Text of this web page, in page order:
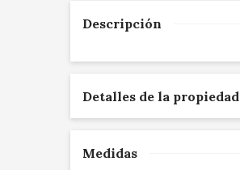
Descripción
Detalles de la propiedad
Medidas